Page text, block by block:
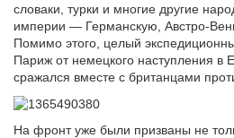
словаки, турки и многие другие
империи — Германскую, Австро-
Помимо этого, целый
Париж от немецкого наступления в
сражался вместе с британцами
На фронт уже были призваны не